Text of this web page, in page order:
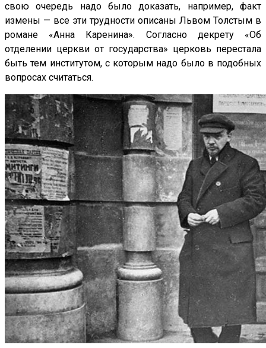
свою очередь надо было доказать, например, факт
измены — все эти трудности описаны Львом Толстым в
романе «Анна Каренина». Согласно декрету «Об
отделении церкви от государства» церковь перестала
быть тем институтом, с которым надо было в подобных
вопросах считаться.